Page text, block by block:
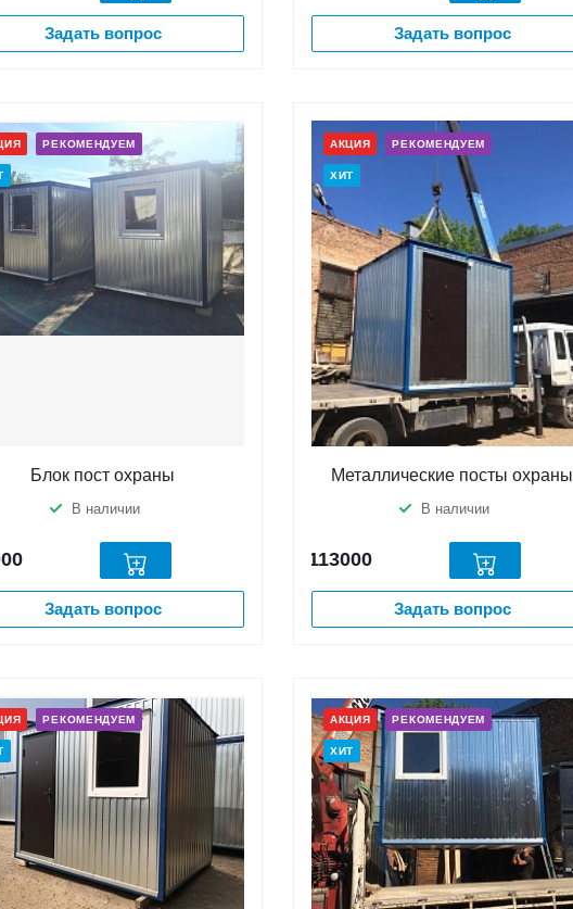
Задать вопрос Задать вопрос
РЕКОМЕНДУЕМ
Блок пост охраны
В наличии
Задать вопрос
АКЦИЯ РЕКОМЕНДУЕМ
ХИТ
Металлические посты охраны
В наличии
113000
Задать вопрос
РЕКОМЕНДУЕМ АКЦИЯ РЕКОМЕНДУЕМ
ХИТ